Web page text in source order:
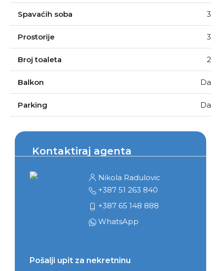
Spavaćih soba 3
Prostorije 3
Broj toaleta 2
Balkon Da
Parking Da
Kontaktiraj agenta
Nikola Radulovic
+387 51 263 840
+387 65 148 888
WhatsApp
Pošalji upit za nekretninu